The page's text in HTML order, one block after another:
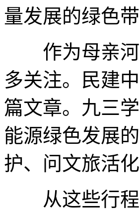
量发展的绿色带
作为母亲
多关注。民建
篇文章。九三
能源绿色发展
护、问文旅活
从这些行